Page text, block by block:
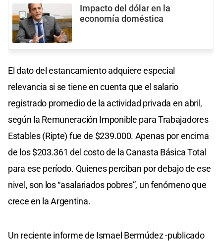
Impacto del dólar en la
economía doméstica
El dato del estancamiento adquiere especial
relevancia si se tiene en cuenta que el salario
registrado promedio de la actividad privada en abril,
según la Remuneración Imponible para Trabajadores
Estables (Ripte) fue de $239.000. Apenas por encima
de los $203.361 del costo de la Canasta Básica Total
para ese período. Quienes perciban por debajo de ese
nivel, son los “asalariados pobres”, un fenómeno que
crece en la Argentina.
Un reciente informe de Ismael Bermúdez -publicado